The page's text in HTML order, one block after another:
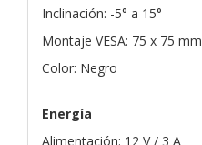
Inclinación: -5° a 15°
Montaje VESA: 75 x 75 mm
Color: Negro
Energía
Alimentación: 12 V / 3 A